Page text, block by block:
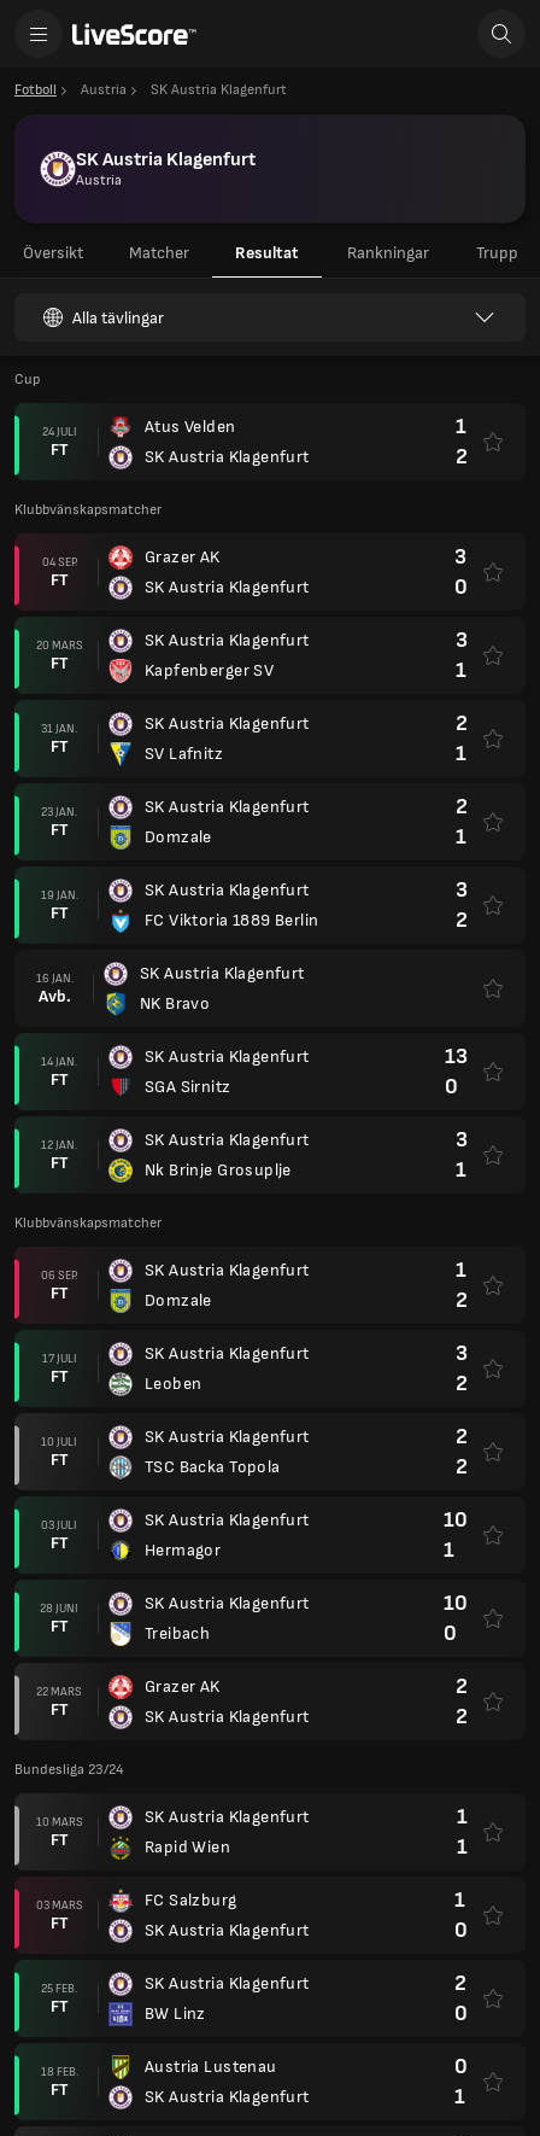
Fotboll Austria SK Austria Klagenfurt
SK Austria Klagenfurt
Austria
Översikt Matcher Resultat Rankningar Trupp
Alla tävlingar
Cup
24 JULI
FT
Atus Velden
SK Austria Klagenfurt
1
2
Klubbvänskapsmatcher
04 SEP.
FT
Grazer AK
SK Austria Klagenfurt
3
0
20 MARS
FT
SK Austria Klagenfurt
Kapfenberger SV
3
1
31 JAN.
FT
SK Austria Klagenfurt
SV Lafnitz
2
1
23 JAN.
FT
SK Austria Klagenfurt
Domzale
2
1
19 JAN.
FT
SK Austria Klagenfurt
FC Viktoria 1889 Berlin
3
2
16 JAN.
Avb.
SK Austria Klagenfurt
NK Bravo
14 JAN.
FT
SK Austria Klagenfurt
SGA Sirnitz
13
0
12 JAN.
FT
SK Austria Klagenfurt
Nk Brinje Grosuplje
3
1
Klubbvänskapsmatcher
06 SEP.
FT
SK Austria Klagenfurt
Domzale
1
2
17 JULI
FT
SK Austria Klagenfurt
Leoben
3
2
10 JULI
FT
SK Austria Klagenfurt
TSC Backa Topola
2
2
03 JULI
FT
SK Austria Klagenfurt
Hermagor
10
1
28 JUNI
FT
SK Austria Klagenfurt
Treibach
10
0
22 MARS
FT
Grazer AK
SK Austria Klagenfurt
2
2
Bundesliga 23/24
10 MARS
FT
SK Austria Klagenfurt
Rapid Wien
1
1
03 MARS
FT
FC Salzburg
SK Austria Klagenfurt
1
0
25 FEB.
FT
SK Austria Klagenfurt
BW Linz
2
0
18 FEB.
FT
Austria Lustenau
SK Austria Klagenfurt
0
1